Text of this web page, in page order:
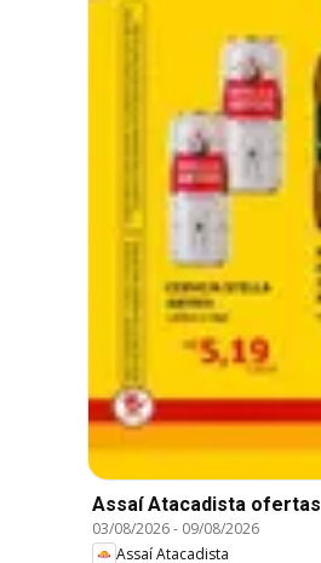
Assaí Atacadista ofertas
03/08/2026- 09/08/2026
Assaí Atacadista